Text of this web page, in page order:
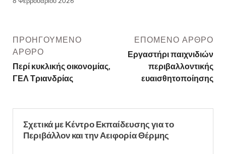
ΠΡΟΗΓΟΎΜΕΝΟ
ΆΡΘΡΟ
Περί κυκλικής οικονομίας,
ΓΕΛ Τριανδρίας
ΕΠΌΜΕΝΟ ΆΡΘΡΟ
Εργαστήρι παιχνιδιών
περιβαλλοντικής
ευαισθητοποίησης
Σχετικά με Κέντρο Εκπαίδευσης για το
Περιβάλλον και την Αειφορία Θέρμης